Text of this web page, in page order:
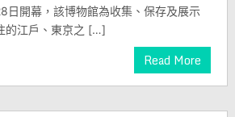
日開幕，該博物館為收集、保存及展示
的江戶、東京之 […]
Read More